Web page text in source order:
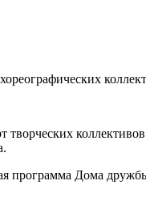
программа Дома